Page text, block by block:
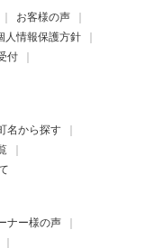
お客様の声
人情報保護方針
付
名から探す
ナー様の声